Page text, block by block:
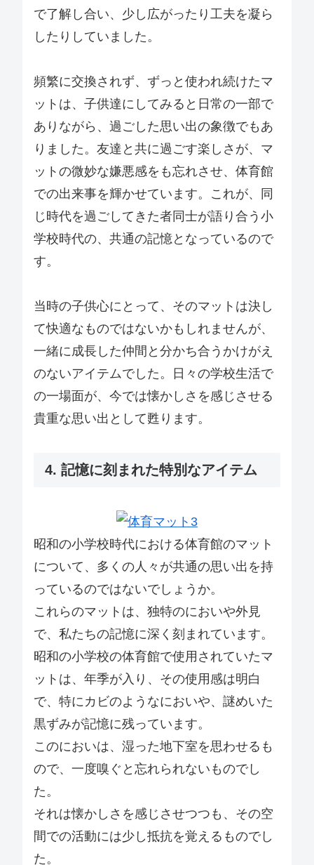
で了解し合い、少し広がったり工夫を凝ら
したりしていました。
頻繁に交換されず、ずっと使われ続けたマ
ットは、子供達にしてみると日常の一部で
ありながら、過ごした思い出の象徴でもあ
りました。友達と共に過ごす楽しさが、マ
ットの微妙な嫌悪感をも忘れさせ、体育館
での出来事を輝かせています。これが、同
じ時代を過ごしてきた者同士が語り合う小
学校時代の、共通の記憶となっているので
す。
当時の子供心にとって、そのマットは決し
て快適なものではないかもしれませんが、
一緒に成長した仲間と分かち合うかけがえ
のないアイテムでした。日々の学校生活で
の一場面が、今では懐かしさを感じさせる
貴重な思い出として甦ります。
4. 記憶に刻まれた特別なアイテム
昭和の小学校時代における体育館のマット
について、多くの人々が共通の思い出を持
っているのではないでしょうか。
これらのマットは、独特のにおいや外見
で、私たちの記憶に深く刻まれています。
昭和の小学校の体育館で使用されていたマ
ットは、年季が入り、その使用感は明白
で、特にカビのようなにおいや、謎めいた
黒ずみが記憶に残っています。
このにおいは、湿った地下室を思わせるも
ので、一度嗅ぐと忘れられないものでし
た。
それは懐かしさを感じさせつつも、その空
間での活動には少し抵抗を覚えるものでし
た。